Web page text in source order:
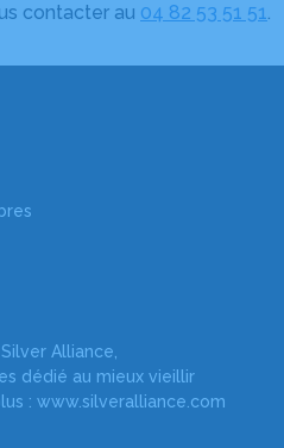
contacter au 04 82 53 51 51.
Alliance,
dédié au mieux vieillir
: www.silveralliance.com